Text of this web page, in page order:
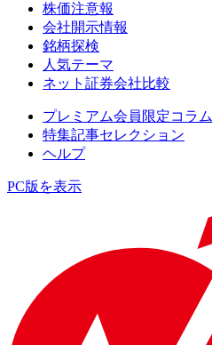
株価注意報
会社開示情報
銘柄探検
人気テーマ
ネット証券会社比較
プレミアム会員限定コラム
特集記事セレクション
ヘルプ
PC版を表示